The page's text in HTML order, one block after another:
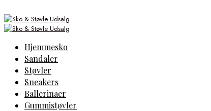
Hjemmesko
Sandaler
Støvler
Sneakers
Ballerinaer
Gummistøvler